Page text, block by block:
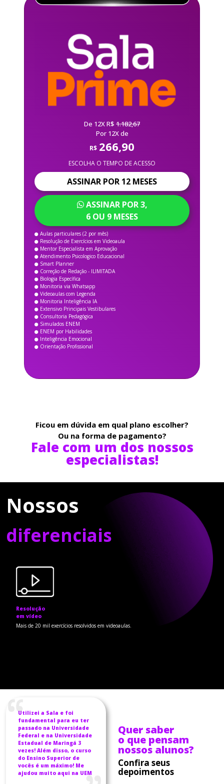
De 12X R$ 1.182,67
Por 12X de
R$ 266,90
ESCOLHA O TEMPO DE ACESSO
ASSINAR POR 12 MESES
ASSINAR POR 3,
6 OU 9 MESES
Aulas particulares (2 por mês)
Resolução de Exercícios em Videoaula
Mentor Especialista em Aprovação
Atendimento Psicologico Educacional
Smart Planner
Correção de Redação - ILIMITADA
Biologia Específica
Monitoria via Whatsapp
Videoaulas com Legenda
Monitoria Inteligência IA
Extensivo Principais Vestibulares
Consultoria Pedagógica
Simulados ENEM
ENEM por Habilidades
Inteligência Emocional
Orientação Profissional
Ficou em dúvida em qual plano escolher?
Ou na forma de pagamento?
Fale com um dos nossos
especialistas!
Nossos
diferenciais
Resolução
em vídeo
Mais de 20 mil exercícios resolvidos em videoaulas.
Utilizei a Sala e foi
fundamental para eu ter
passado na Universidade
Federal e na Universidade
Estadual de Maringá 3
vezes! Além disso, o curso
do Ensino Superior de
vocês é um máximo! Me
ajudou muito aqui na UEM
Quer saber
o que pensam
nossos alunos?
Confira seus
depoimentos